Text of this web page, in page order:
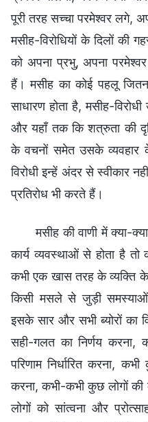
पूरी तरह सच्चा परमेश्वर लगे,
मसीह-विरोधियों के दिलों की
को अपना प्रभु, अपना
हैं। मसीह का कोई पहलू
साधारण होता है, मसीह-
और यहाँ तक कि शत्रुता की
के वचनों समेत उसके व्यवहार
विरोधी इन्हें अंदर से स्वीकार
प्रतिरोध भी करते हैं।
मसीह की वाणी में क्या-
कार्य व्यवस्थाओं से होता है तो
कभी एक खास तरह के व्यक्ति के
किसी मसले से जुड़ी
इसके सार और सभी ब्योरों का
सही-गलत का निर्णय
परिणाम निर्धारित करना,
करना, कभी-कभी कुछ लोगों
लोगों को सांत्वना और